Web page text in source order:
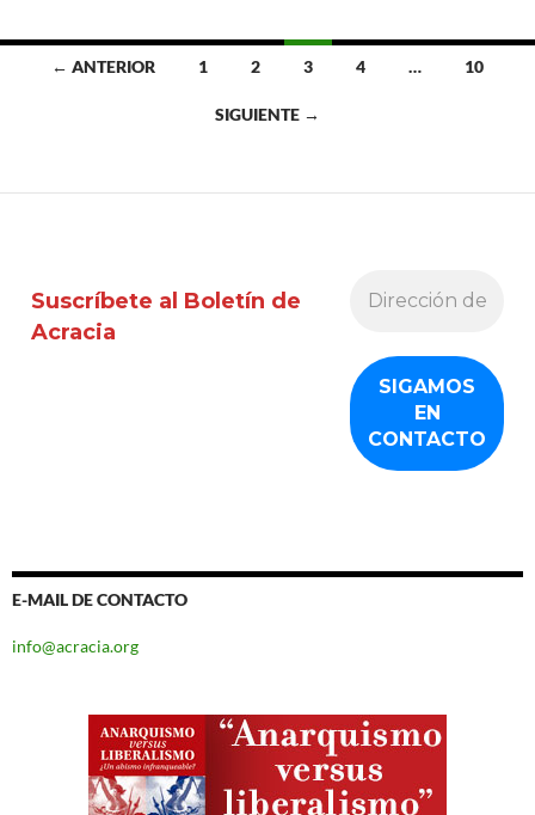
entradas
← ANTERIOR 1 2 3 4 … 10
SIGUIENTE →
Suscríbete al Boletín de
Acracia
E-MAIL DE CONTACTO
info@acracia.org